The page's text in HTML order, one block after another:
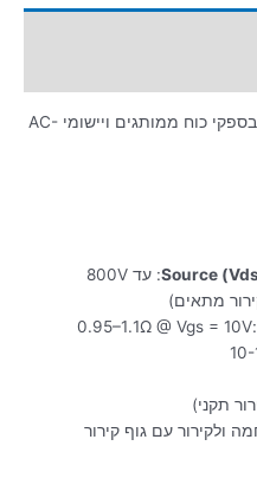
נפוץ מאוד בספקי כוח ממותגים ויישומי AC-
: עד 800V
:‎0.95–1.1Ω @ Vgs = 10V